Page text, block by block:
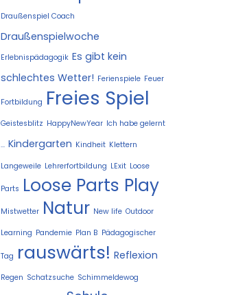
Draußenspiel Coach
Draußenspielwoche
Erlebnispädagogik Es gibt kein
schlechtes Wetter! Ferienspiele Feuer
Fortbildung Freies Spiel
Geistesblitz HappyNewYear Ich habe gelernt
... Kindergarten Kindheit Klettern
Langeweile Lehrerfortbildung LExit Loose
Parts Loose Parts Play
Mistwetter Natur New life Outdoor
Learning Pandemie Plan B Pädagogischer
Tag rauswärts! Reflexion
Regen Schatzsuche Schimmeldewog